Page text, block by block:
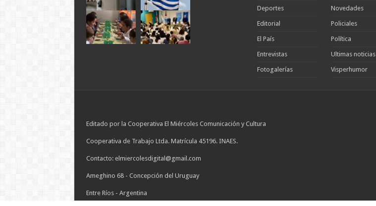
Deportes
Editorial
El País
Entrevistas
Fotogalerías
Novedades
Policiales
Política
Ultimas noticias
Visperhumor
Editado por la Cooperativa El Miércoles Comunicación y Cultura
Cooperativa de Trabajo Ltda. Matrícula 45196. INAES.
Contacto: elmiercolesdigital@gmail.com
Ameghino 68 - Concepción del Uruguay
Entre Ríos - Argentina